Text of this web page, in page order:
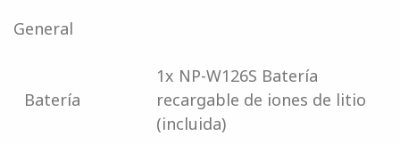
General
Batería
1x NP-W126S Batería
recargable de iones de litio
(incluida)